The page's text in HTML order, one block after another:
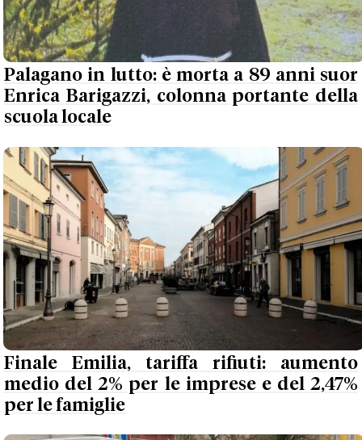
Palagano in lutto: è morta a 89 anni suor
Enrica Barigazzi, colonna portante della
scuola locale
Finale Emilia, tariffa rifiuti: aumento
medio del 2% per le imprese e del 2,47%
per le famiglie